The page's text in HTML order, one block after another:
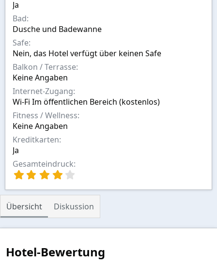
Ja
Bad
Dusche und Badewanne
Safe
Nein, das Hotel verfügt über keinen Safe
Balkon / Terrasse
Keine Angaben
Internet-Zugang
Wi-Fi Im öffentlichen Bereich (kostenlos)
Fitness / Wellness
Keine Angaben
Kreditkarten
Ja
Gesamteindruck
0
S
t
e
n
(
Übersicht Diskussion
Hotel-Bewertung